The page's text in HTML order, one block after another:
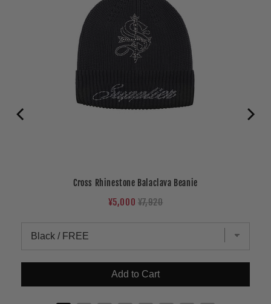
Cross Rhinestone Balaclava Beanie
Sale
¥5,000 Original
¥7,920
Add to Cart